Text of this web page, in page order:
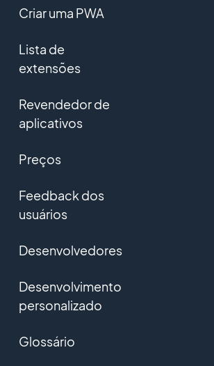
Criar uma PWA
Lista de
extensões
Revendedor de
aplicativos
Preços
Feedback dos
usuários
Desenvolvedores
Desenvolvimento
personalizado
Glossário